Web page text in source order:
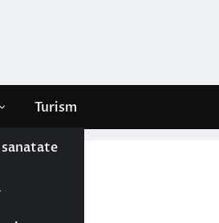
sanatate
Turism